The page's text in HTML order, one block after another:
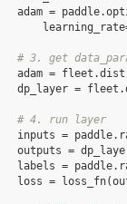
adam = paddle.
learning_rate
# 3. get
adam = fleet .
dp_layer = fleet .
# 4. run layer
inputs = paddle.
outputs =
labels = paddle.
loss = loss_fn(